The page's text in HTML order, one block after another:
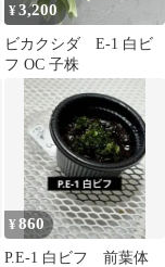
¥3,200
ビカクシダ E-1 白ビ
フ OC 子株
¥860
P.E-1 白ビフ 前葉体